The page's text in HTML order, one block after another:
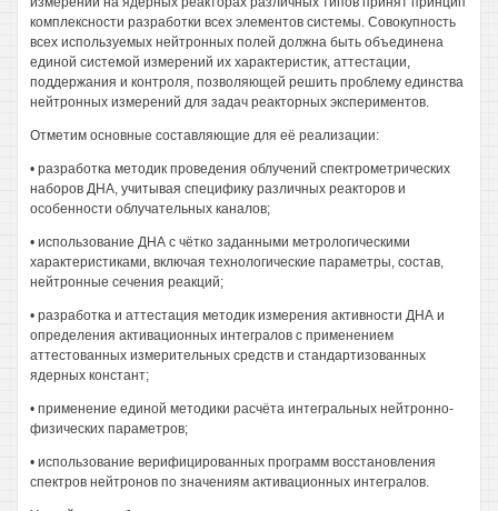
комплексности разработки всех элементов системы. Совокупность
всех используемых нейтронных полей должна быть объединена
единой системой измерений их характеристик, аттестации,
поддержания и контроля, позволяющей решить проблему единства
нейтронных измерений для задач реакторных экспериментов.
Отметим основные составляющие для её реализации:
• разработка методик проведения облучений спектрометрических
наборов ДНА, учитывая специфику различных реакторов и
особенности облучательных каналов;
• использование ДНА с чётко заданными метрологическими
характеристиками, включая технологические параметры, состав,
нейтронные сечения реакций;
• разработка и аттестация методик измерения активности ДНА и
определения активационных интегралов с применением
аттестованных измерительных средств и стандартизованных
ядерных констант;
• применение единой методики расчёта интегральных нейтронно-
физических параметров;
• использование верифицированных программ восстановления
спектров нейтронов по значениям активационных интегралов.